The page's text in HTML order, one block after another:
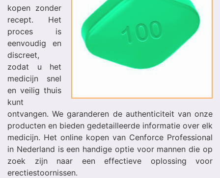
kopen zonder
recept. Het
proces is
eenvoudig en
discreet,
zodat u het
medicijn snel
en veilig thuis
kunt
ontvangen. We garanderen de authenticiteit van onze
producten en bieden gedetailleerde informatie over elk
medicijn. Het online kopen van Cenforce Professional
in Nederland is een handige optie voor mannen die op
zoek zijn naar een effectieve oplossing voor
erectiestoornissen.